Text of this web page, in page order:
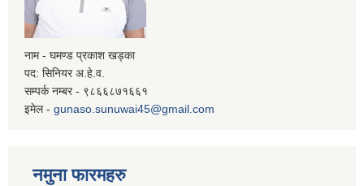
नाम - घमण्ड प्रकाश खड्का
पद: सिनियर अ.हे.व.
सम्पर्क नम्बर - ९८६६८७१६६१
इमेल - gunaso.sunuwai45@gmail.com
नमुना फारमहरु